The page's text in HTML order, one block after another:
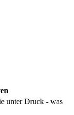
unter Druck - was